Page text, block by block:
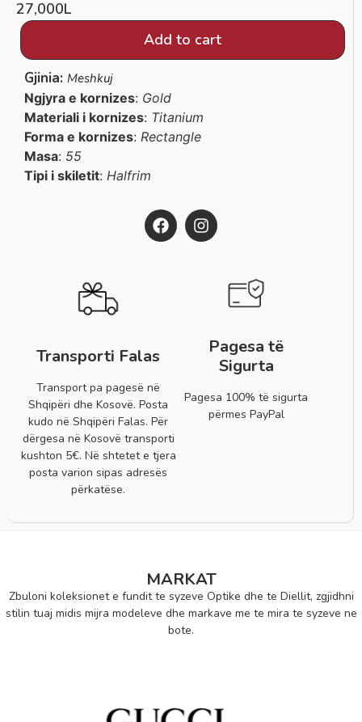
27,000L
Add to cart
Gjinia: Meshkuj
Ngjyra e kornizes: Gold
Materiali i kornizes: Titanium
Forma e kornizes: Rectangle
Masa: 55
Tipi i skiletit: Halfrim
Transporti Falas
Transport pa pagesë në
Shqipëri dhe Kosovë. Posta
kudo në Shqipëri Falas. Për
dërgesa në Kosovë transporti
kushton 5€. Në shtetet e tjera
posta varion sipas adresës
përkatëse.
Pagesa të
Sigurta
Pagesa 100% të sigurta
përmes PayPal
MARKAT
Zbuloni koleksionet e fundit te syzeve Optike dhe te Diellit, zgjidhni
stilin tuaj midis mijra modeleve dhe markave me te mira te syzeve ne
bote.